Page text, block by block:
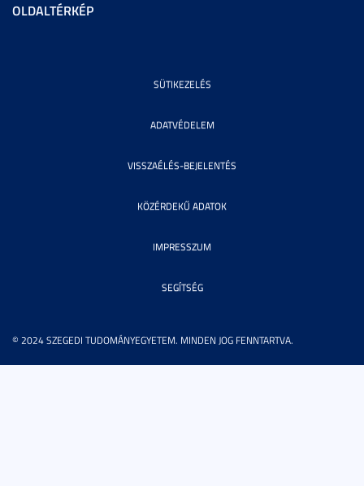
OLDALTÉRKÉP
© 2024 SZEGEDI TUDOMÁNYEGYETEM. MINDEN JOG FENNTARTVA.
SÜTIKEZELÉS
ADATVÉDELEM
VISSZAÉLÉS-BEJELENTÉS
KÖZÉRDEKŰ ADATOK
IMPRESSZUM
SEGÍTSÉG